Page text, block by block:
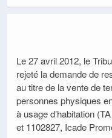
Le 27 avril 2012, le
rejeté la demande de
au titre de la vente de
personnes physiques
à usage d’habitation
et 1102827, Icade